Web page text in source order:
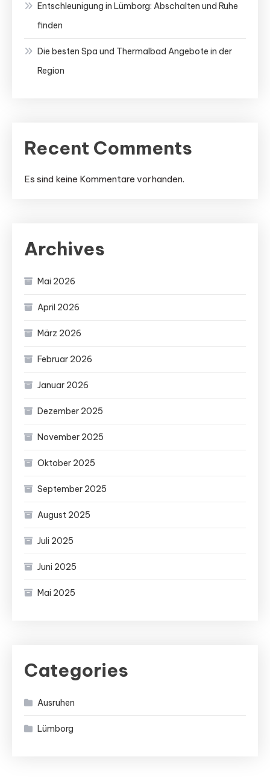
Entschleunigung in Lümborg: Abschalten und Ruhe
finden
Die besten Spa und Thermalbad Angebote in der
Region
Recent Comments
Es sind keine Kommentare vorhanden.
Archives
Mai 2026
April 2026
März 2026
Februar 2026
Januar 2026
Dezember 2025
November 2025
Oktober 2025
September 2025
August 2025
Juli 2025
Juni 2025
Mai 2025
Categories
Ausruhen
Lümborg